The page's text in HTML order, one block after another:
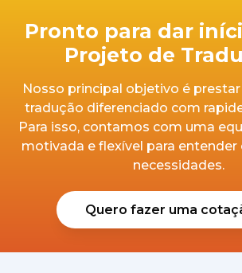
Pronto para dar
Projeto de
Nosso principal objetivo é
tradução diferenciado com
Para isso, contamos com uma
motivada e flexível para entender
necessidades.
Quero fazer uma